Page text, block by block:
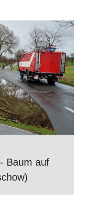
Baum auf